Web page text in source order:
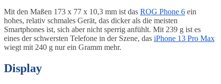
Mit den Maßen 173 x 77 x 10,3 mm ist das ROG Phone 6 ein
hohes, relativ schmales Gerät, das dicker als die meisten
Smartphones ist, sich aber nicht sperrig anfühlt. Mit 239 g ist es
eines der schwersten Telefone in der Szene, das iPhone 13 Pro Max
wiegt mit 240 g nur ein Gramm mehr.
Display